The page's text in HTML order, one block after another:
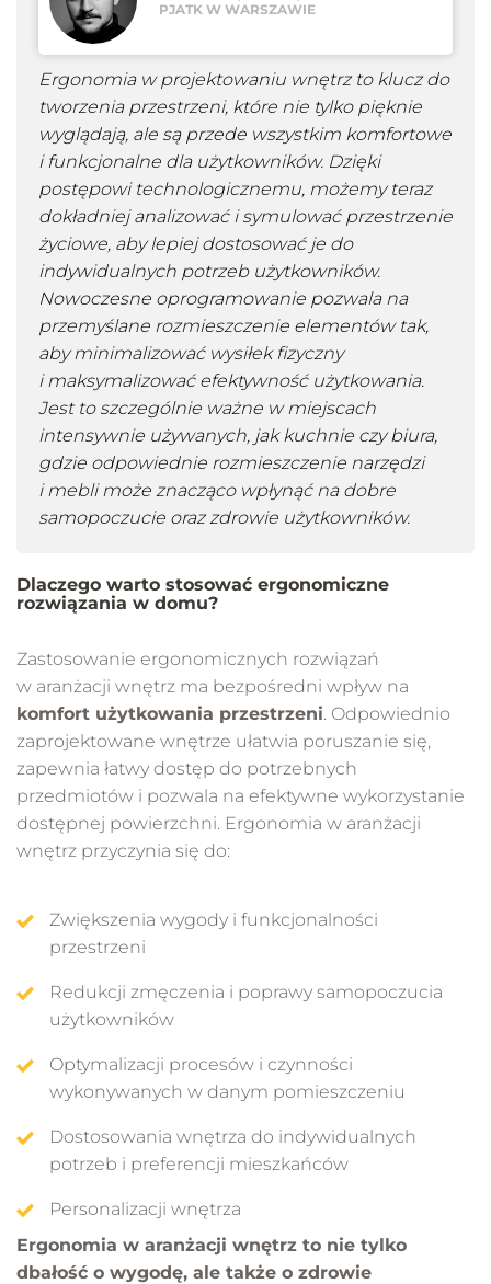
PJATK W WARSZAWIE
Ergonomia w projektowaniu wnętrz to klucz do
tworzenia przestrzeni, które nie tylko pięknie
wyglądają, ale są przede wszystkim komfortowe
i funkcjonalne dla użytkowników. Dzięki
postępowi technologicznemu, możemy teraz
dokładniej analizować i symulować przestrzenie
życiowe, aby lepiej dostosować je do
indywidualnych potrzeb użytkowników.
Nowoczesne oprogramowanie pozwala na
przemyślane rozmieszczenie elementów tak,
aby minimalizować wysiłek fizyczny
i maksymalizować efektywność użytkowania.
Jest to szczególnie ważne w miejscach
intensywnie używanych, jak kuchnie czy biura,
gdzie odpowiednie rozmieszczenie narzędzi
i mebli może znacząco wpłynąć na dobre
samopoczucie oraz zdrowie użytkowników.
Dlaczego warto stosować ergonomiczne
rozwiązania w domu?
Zastosowanie ergonomicznych rozwiązań
w aranżacji wnętrz ma bezpośredni wpływ na
komfort użytkowania przestrzeni. Odpowiednio
zaprojektowane wnętrze ułatwia poruszanie się,
zapewnia łatwy dostęp do potrzebnych
przedmiotów i pozwala na efektywne wykorzystanie
dostępnej powierzchni. Ergonomia w aranżacji
wnętrz przyczynia się do:
Zwiększenia wygody i funkcjonalności
przestrzeni
Redukcji zmęczenia i poprawy samopoczucia
użytkowników
Optymalizacji procesów i czynności
wykonywanych w danym pomieszczeniu
Dostosowania wnętrza do indywidualnych
potrzeb i preferencji mieszkańców
Personalizacji wnętrza
Ergonomia w aranżacji wnętrz to nie tylko
dbałość o wygodę, ale także o zdrowie